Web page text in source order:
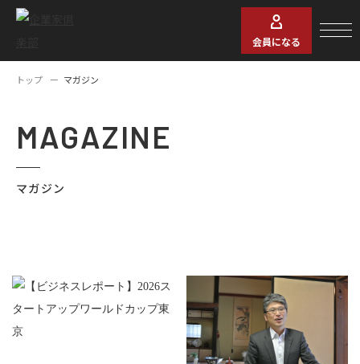
会員になる
トップ マガジン
MAGAZINE
マガジン